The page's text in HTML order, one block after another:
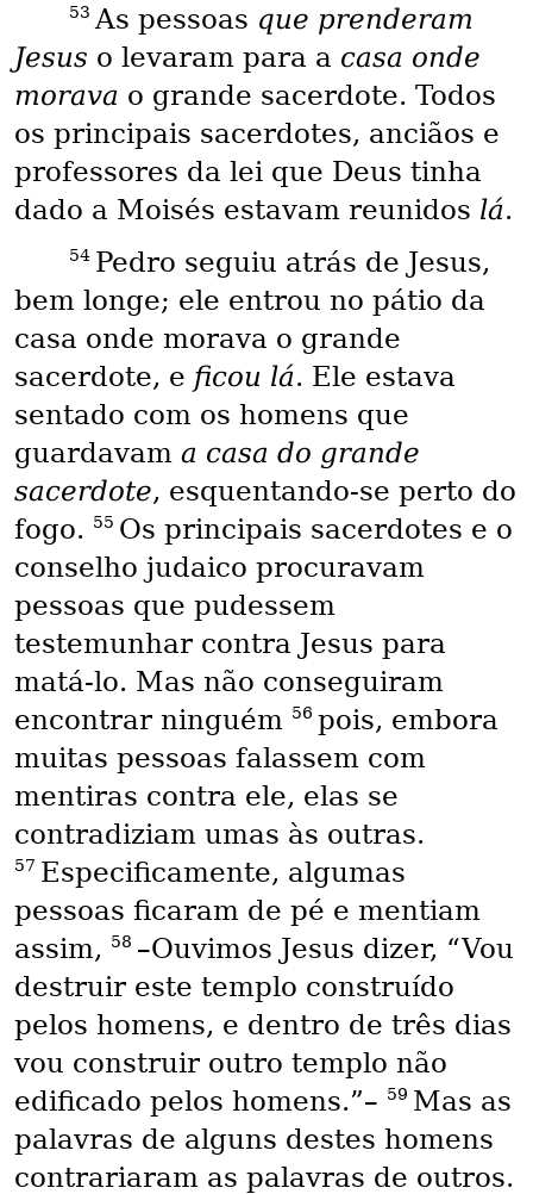
53 As pessoas que prenderam
Jesus o levaram para a casa onde
morava o grande sacerdote. Todos
os principais sacerdotes, anciãos e
professores da lei que Deus tinha
dado a Moisés estavam reunidos lá.
54 Pedro seguiu atrás de Jesus,
bem longe; ele entrou no pátio da
casa onde morava o grande
sacerdote, e ficou lá. Ele estava
sentado com os homens que
guardavam a casa do grande
sacerdote, esquentando-se perto do
fogo. 55 Os principais sacerdotes e o
conselho judaico procuravam
pessoas que pudessem
testemunhar contra Jesus para
matá-lo. Mas não conseguiram
encontrar ninguém
56 pois, embora
muitas pessoas falassem com
mentiras contra ele, elas se
contradiziam umas às outras.
57 Especificamente, algumas
pessoas ficaram de pé e mentiam
assim,
58 –Ouvimos Jesus dizer, “Vou
destruir este templo construído
pelos homens, e dentro de três dias
vou construir outro templo não
edificado pelos homens.”– 59 Mas as
palavras de alguns destes homens
contrariaram as palavras de outros.